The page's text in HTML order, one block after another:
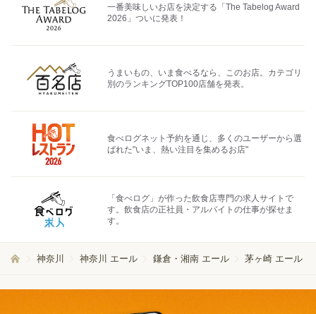
一番美味しいお店を決定する「The Tabelog Award
2026」ついに発表！
うまいもの、いま食べるなら、このお店。カテゴリ
別のランキングTOP100店舗を発表。
食べログネット予約を通じ、多くのユーザーから選
ばれた"いま、熱い注目を集めるお店"
「食べログ」が作った飲食店専門の求人サイトで
す。飲食店の正社員・アルバイトの仕事が探せま
す。
神奈川 神奈川 エール 鎌倉・湘南 エール 茅ヶ崎 エール